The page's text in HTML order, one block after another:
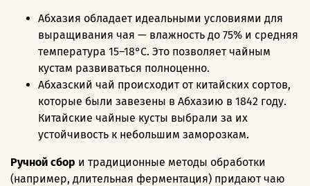
Абхазия обладает идеальными условиями для
выращивания чая — влажность до 75% и средняя
температура 15–18°C. Это позволяет чайным
кустам развиваться полноценно.
Абхазский чай происходит от китайских сортов,
которые были завезены в Абхазию в 1842 году.
Китайские чайные кусты выбрали за их
устойчивость к небольшим заморозкам.
Ручной сбор и традиционные методы обработки
(например, длительная ферментация) придают чаю